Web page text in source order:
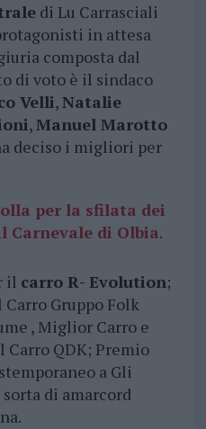
di Lu Carrasciali
in attesa
composta dal
di voto è il sindaco
Velli,Natalie
,Manuel Marotto
deciso i migliori per
per la sfilata dei
Carnevale di Olbia.
il carro R- Evolution;
Gruppo Folk
, Miglior Carro e
QDK; Premio
a Gli
di amarcord